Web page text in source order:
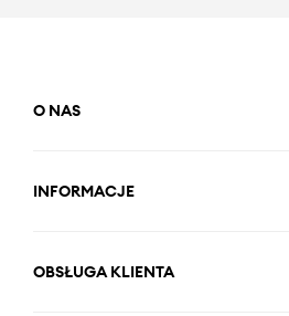
O NAS
INFORMACJE
OBSŁUGA KLIENTA